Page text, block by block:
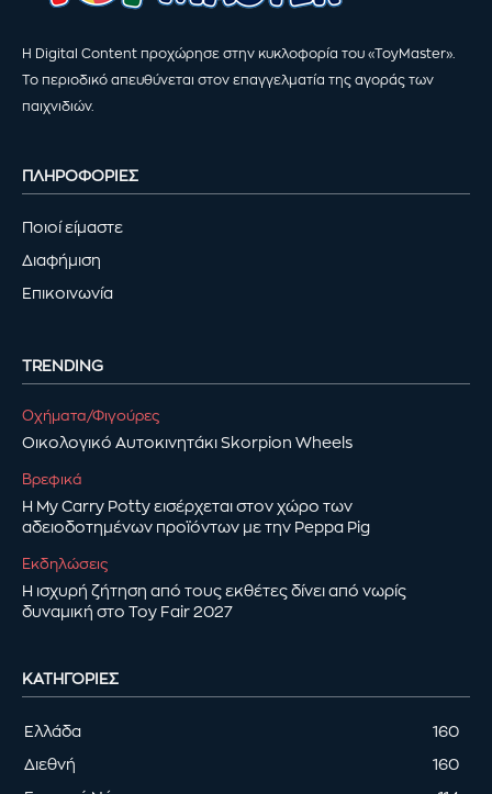
Η Digital Content προχώρησε στην κυκλοφορία του «ToyMaster».
Το περιοδικό απευθύνεται στον επαγγελματία της αγοράς των
παιχνιδιών.
ΠΛΗΡΟΦΟΡΙΕΣ
Ποιοί είμαστε
Διαφήμιση
Επικοινωνία
TRENDING
Οχήματα/Φιγούρες
Οικολογικό Αυτοκινητάκι Skorpion Wheels
Βρεφικά
Η My Carry Potty εισέρχεται στον χώρο των
αδειοδοτημένων προϊόντων με την Peppa Pig
Εκδηλώσεις
Η ισχυρή ζήτηση από τους εκθέτες δίνει από νωρίς
δυναμική στο Toy Fair 2027
ΚΑΤΗΓΟΡΊΕΣ
Ελλάδα 160
Διεθνή 160